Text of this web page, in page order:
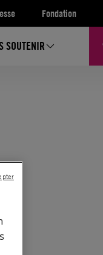
Fondation
SOUTENIR